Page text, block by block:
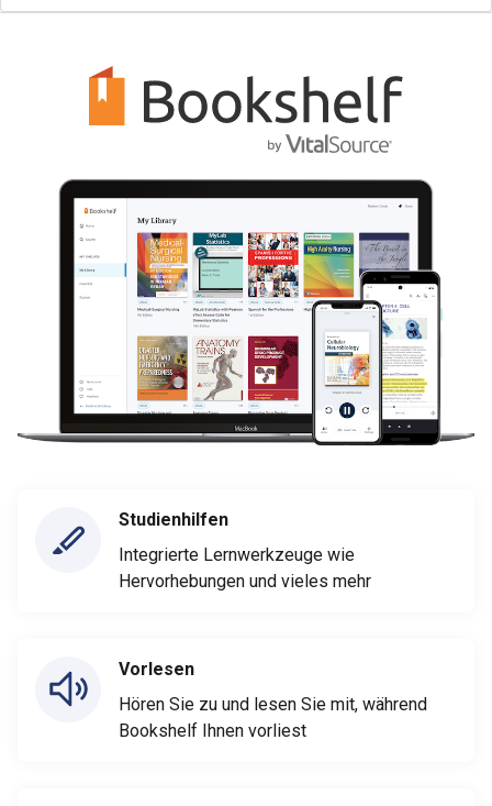
Studienhilfen
Integrierte Lernwerkzeuge wie
Hervorhebungen und vieles mehr
Vorlesen
Hören Sie zu und lesen Sie mit, während
Bookshelf Ihnen vorliest